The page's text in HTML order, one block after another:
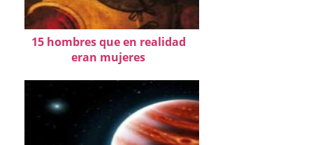
15 hombres que en realidad
eran mujeres